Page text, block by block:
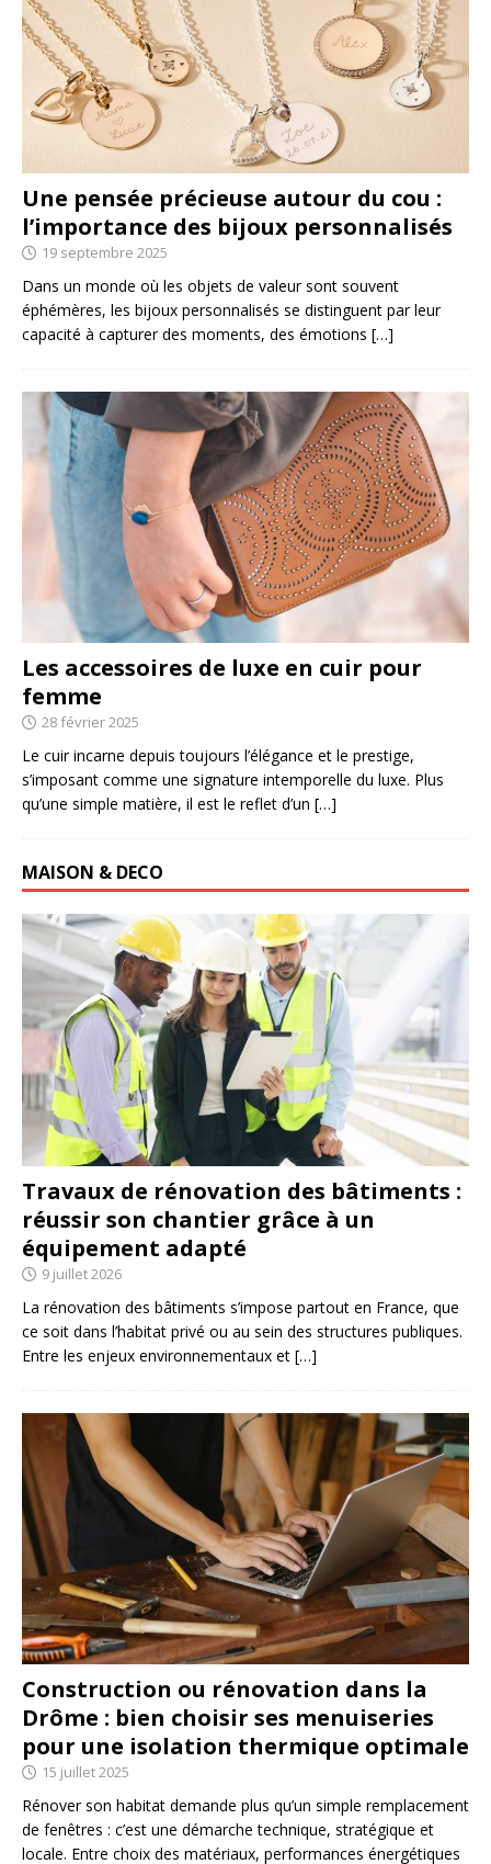
Une pensée précieuse autour du cou :
l’importance des bijoux personnalisés
19 septembre 2025
Dans un monde où les objets de valeur sont souvent
éphémères, les bijoux personnalisés se distinguent par leur
capacité à capturer des moments, des émotions […]
Les accessoires de luxe en cuir pour
femme
28 février 2025
Le cuir incarne depuis toujours l’élégance et le prestige,
s’imposant comme une signature intemporelle du luxe. Plus
qu’une simple matière, il est le reflet d’un […]
MAISON & DECO
Travaux de rénovation des bâtiments :
réussir son chantier grâce à un
équipement adapté
9 juillet 2026
La rénovation des bâtiments s’impose partout en France, que
ce soit dans l’habitat privé ou au sein des structures publiques.
Entre les enjeux environnementaux et […]
Construction ou rénovation dans la
Drôme : bien choisir ses menuiseries
pour une isolation thermique optimale
15 juillet 2025
Rénover son habitat demande plus qu’un simple remplacement
de fenêtres : c’est une démarche technique, stratégique et
locale. Entre choix des matériaux, performances énergétiques